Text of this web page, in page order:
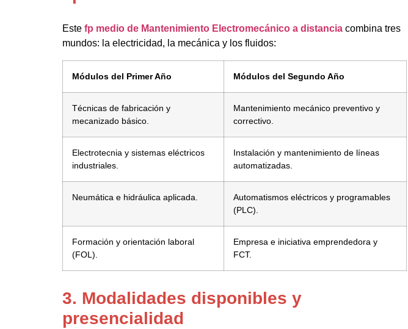
Este fp medio de Mantenimiento Electromecánico a distancia combina tres
mundos: la electricidad, la mecánica y los fluidos:
Módulos del Primer Año Módulos del Segundo Año
Técnicas de fabricación y
mecanizado básico.
Mantenimiento mecánico preventivo y
correctivo.
Electrotecnia y sistemas eléctricos
industriales.
Instalación y mantenimiento de líneas
automatizadas.
Neumática e hidráulica aplicada.
Automatismos eléctricos y programables
(PLC).
Formación y orientación laboral
(FOL).
Empresa e iniciativa emprendedora y
FCT.
3. Modalidades disponibles y
presencialidad